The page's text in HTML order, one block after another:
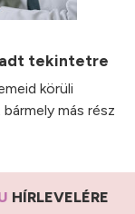
tekintetre
körüli
más rész
HÍRLEVELÉRE